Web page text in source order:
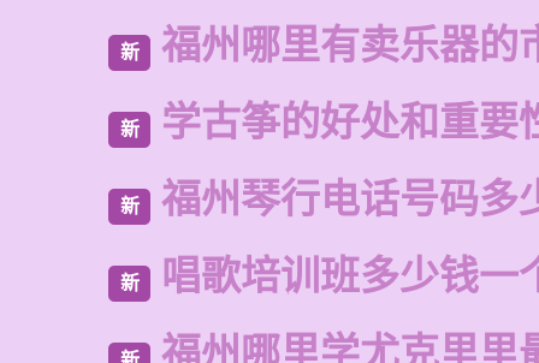
新 福州哪里有卖乐器的
新 学古筝的好处和重要
新 福州琴行电话号码多
新 唱歌培训班多少钱一
福州哪里学尤克里里